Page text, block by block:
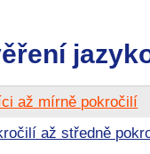
až mírně pokročilí
až středně